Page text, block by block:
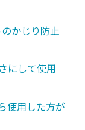
かじり防止
にして使用
使用した方が